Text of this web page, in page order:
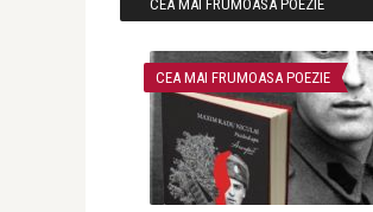
CEA MAI FRUMOASA POEZIE
CEA MAI FRUMOASA POEZIE